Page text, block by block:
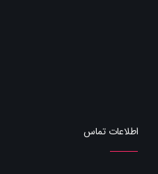
اطلاعات تماس